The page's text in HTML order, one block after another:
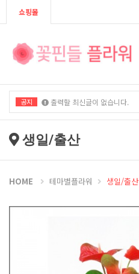
쇼핑몰
공지 출력할 최신글이 없습니다.
출력할 최신글이 없습니다.
생일/출산
HOME 테마별플라워 생일/출산